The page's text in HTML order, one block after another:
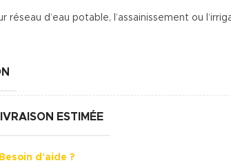
réseau d’eau potable, l’assainissement ou
ESTIMÉE
Besoin d'aide ?